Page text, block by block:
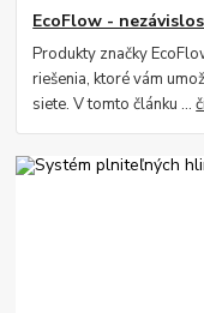
EcoFlow -
Produkty značky
riešenia, ktoré vám
siete. V tomto článku ...